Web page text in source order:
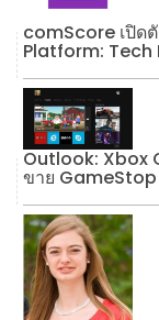
comScore เปิด
Platform: Tech
Outlook: Xbox
ขาย GameStop